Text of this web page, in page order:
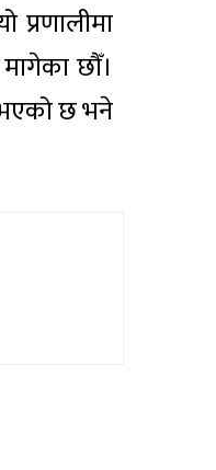
प्रणालीमा
छौँ।
छ भने